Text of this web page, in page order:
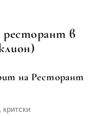
в
на Ресторант